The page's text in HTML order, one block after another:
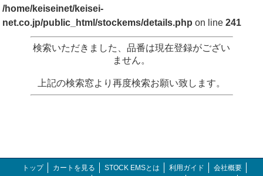
/home/keiseinet/keisei-
net.co.jp/public_html/stockems/details.php on line241
検索いただきました、品番は現在登録がござい
ません。
上記の検索窓より再度検索お願い致します。
トップ カートを見る STOCK EMSとは 利用ガイド
会社概要